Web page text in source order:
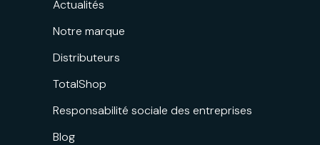
Actualités
Notre marque
Distributeurs
TotalShop
Responsabilité sociale des entreprises
Blog